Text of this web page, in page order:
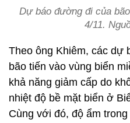
Dự báo đường đi của
4/11.
Theo ông Khiêm, các dự
bão tiến vào vùng biển
khả năng giảm cấp do
nhiệt độ bề mặt biển ở
Cùng với đó, độ ẩm